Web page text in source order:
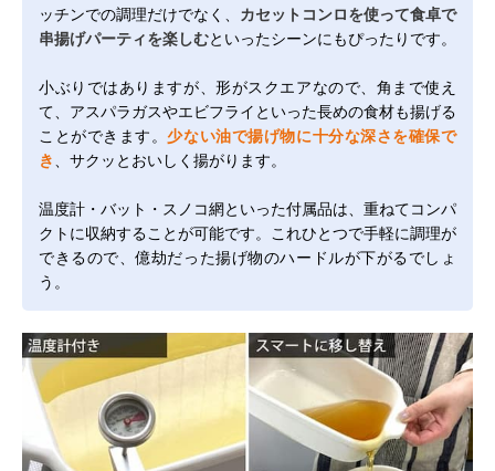
ッチンでの調理だけでなく、 カセットコンロを使って食卓で
串揚げパーティを楽しむといったシーンにもぴったりです。
小ぶりではありますが、形がスクエアなので、角まで使え
て、アスパラガスやエビフライといった長めの食材も揚げる
ことができます。少ない油で揚げ物に十分な深さを確保で
き
、サクッとおいしく揚がります。
温度計・バット・スノコ網といった付属品は、重ねてコンパ
クトに収納することが可能です。これひとつで手軽に調理が
できるので、億劫だった揚げ物のハードルが下がるでしょ
う。